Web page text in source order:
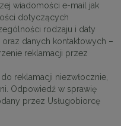
wiadomości e-mail jak
dotyczących
rodzaju i daty
danych kontaktowych –
reklamacji przez
reklamacji niezwłocznie,
Odpowiedź w sprawię
przez Usługobiorcę